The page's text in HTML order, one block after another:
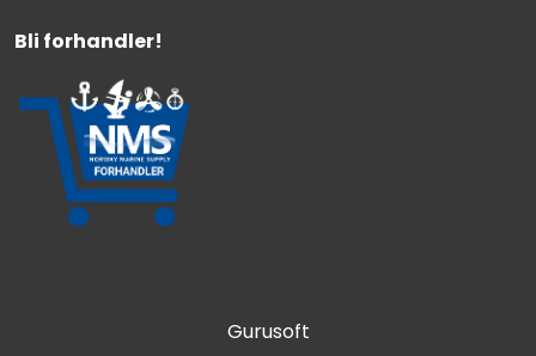
Bli forhandler!
Gurusoft